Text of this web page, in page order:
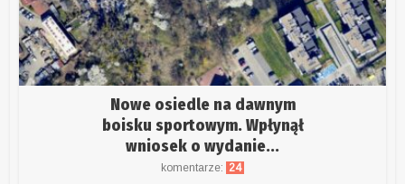
Nowe osiedle na dawnym
boisku sportowym. Wpłynął
wniosek o wydanie...
komentarze: 24